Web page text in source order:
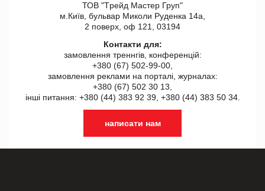
ТОВ "Tрейд Мастер Груп"
м.Київ, бульвар Миколи Руденка 14а,
2 поверх, оф 121, 03194
Контакти для:
замовлення треннгів, конференцій:
+380 (67) 502-99-00,
замовлення реклами на порталі, журналах:
+380 (67) 502 30 13,
інші питання: +380 (44) 383 92 39, +380 (44) 383 50 34.
написати нам